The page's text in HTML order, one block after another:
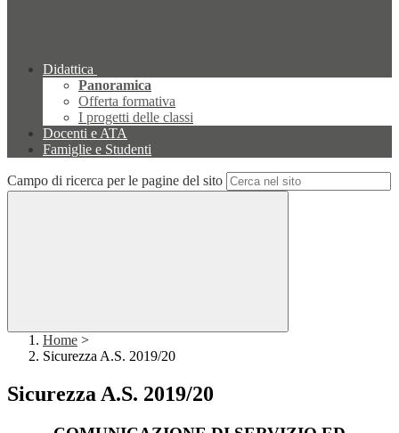
Didattica
Panoramica
Offerta formativa
I progetti delle classi
Docenti e ATA
Famiglie e Studenti
Campo di ricerca per le pagine del sito
Home >
Sicurezza A.S. 2019/20
Sicurezza A.S. 2019/20